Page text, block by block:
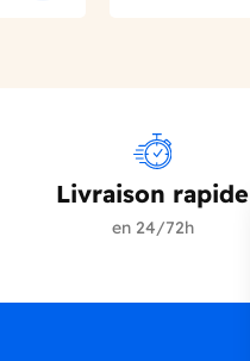
Livraison rapide
en 24/72h